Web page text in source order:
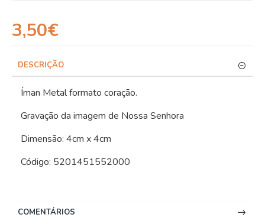
3,50€
DESCRIÇÃO
Íman Metal formato coração.
Gravação da imagem de Nossa Senhora
Dimensão: 4cm x 4cm
Código: 5201451552000
COMENTÁRIOS